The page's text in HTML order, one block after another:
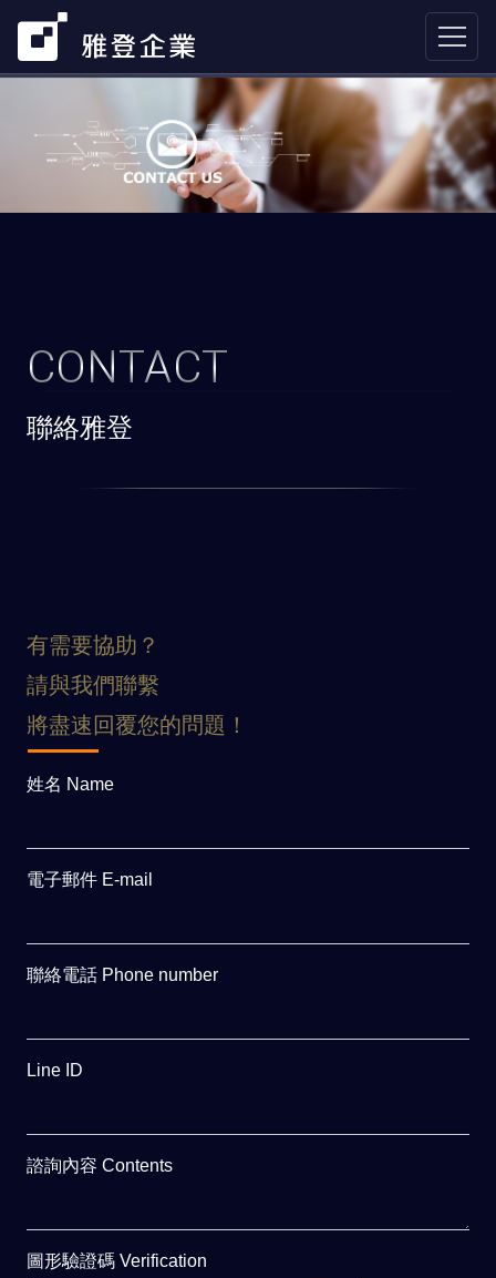
CONTACT
聯絡雅登
有需要協助？
請與我們聯繫
將盡速回覆您的問題！
姓名 Name
電子郵件 E-mail
聯絡電話 Phone number
Line ID
諮詢內容 Contents
圖形驗證碼 Verification